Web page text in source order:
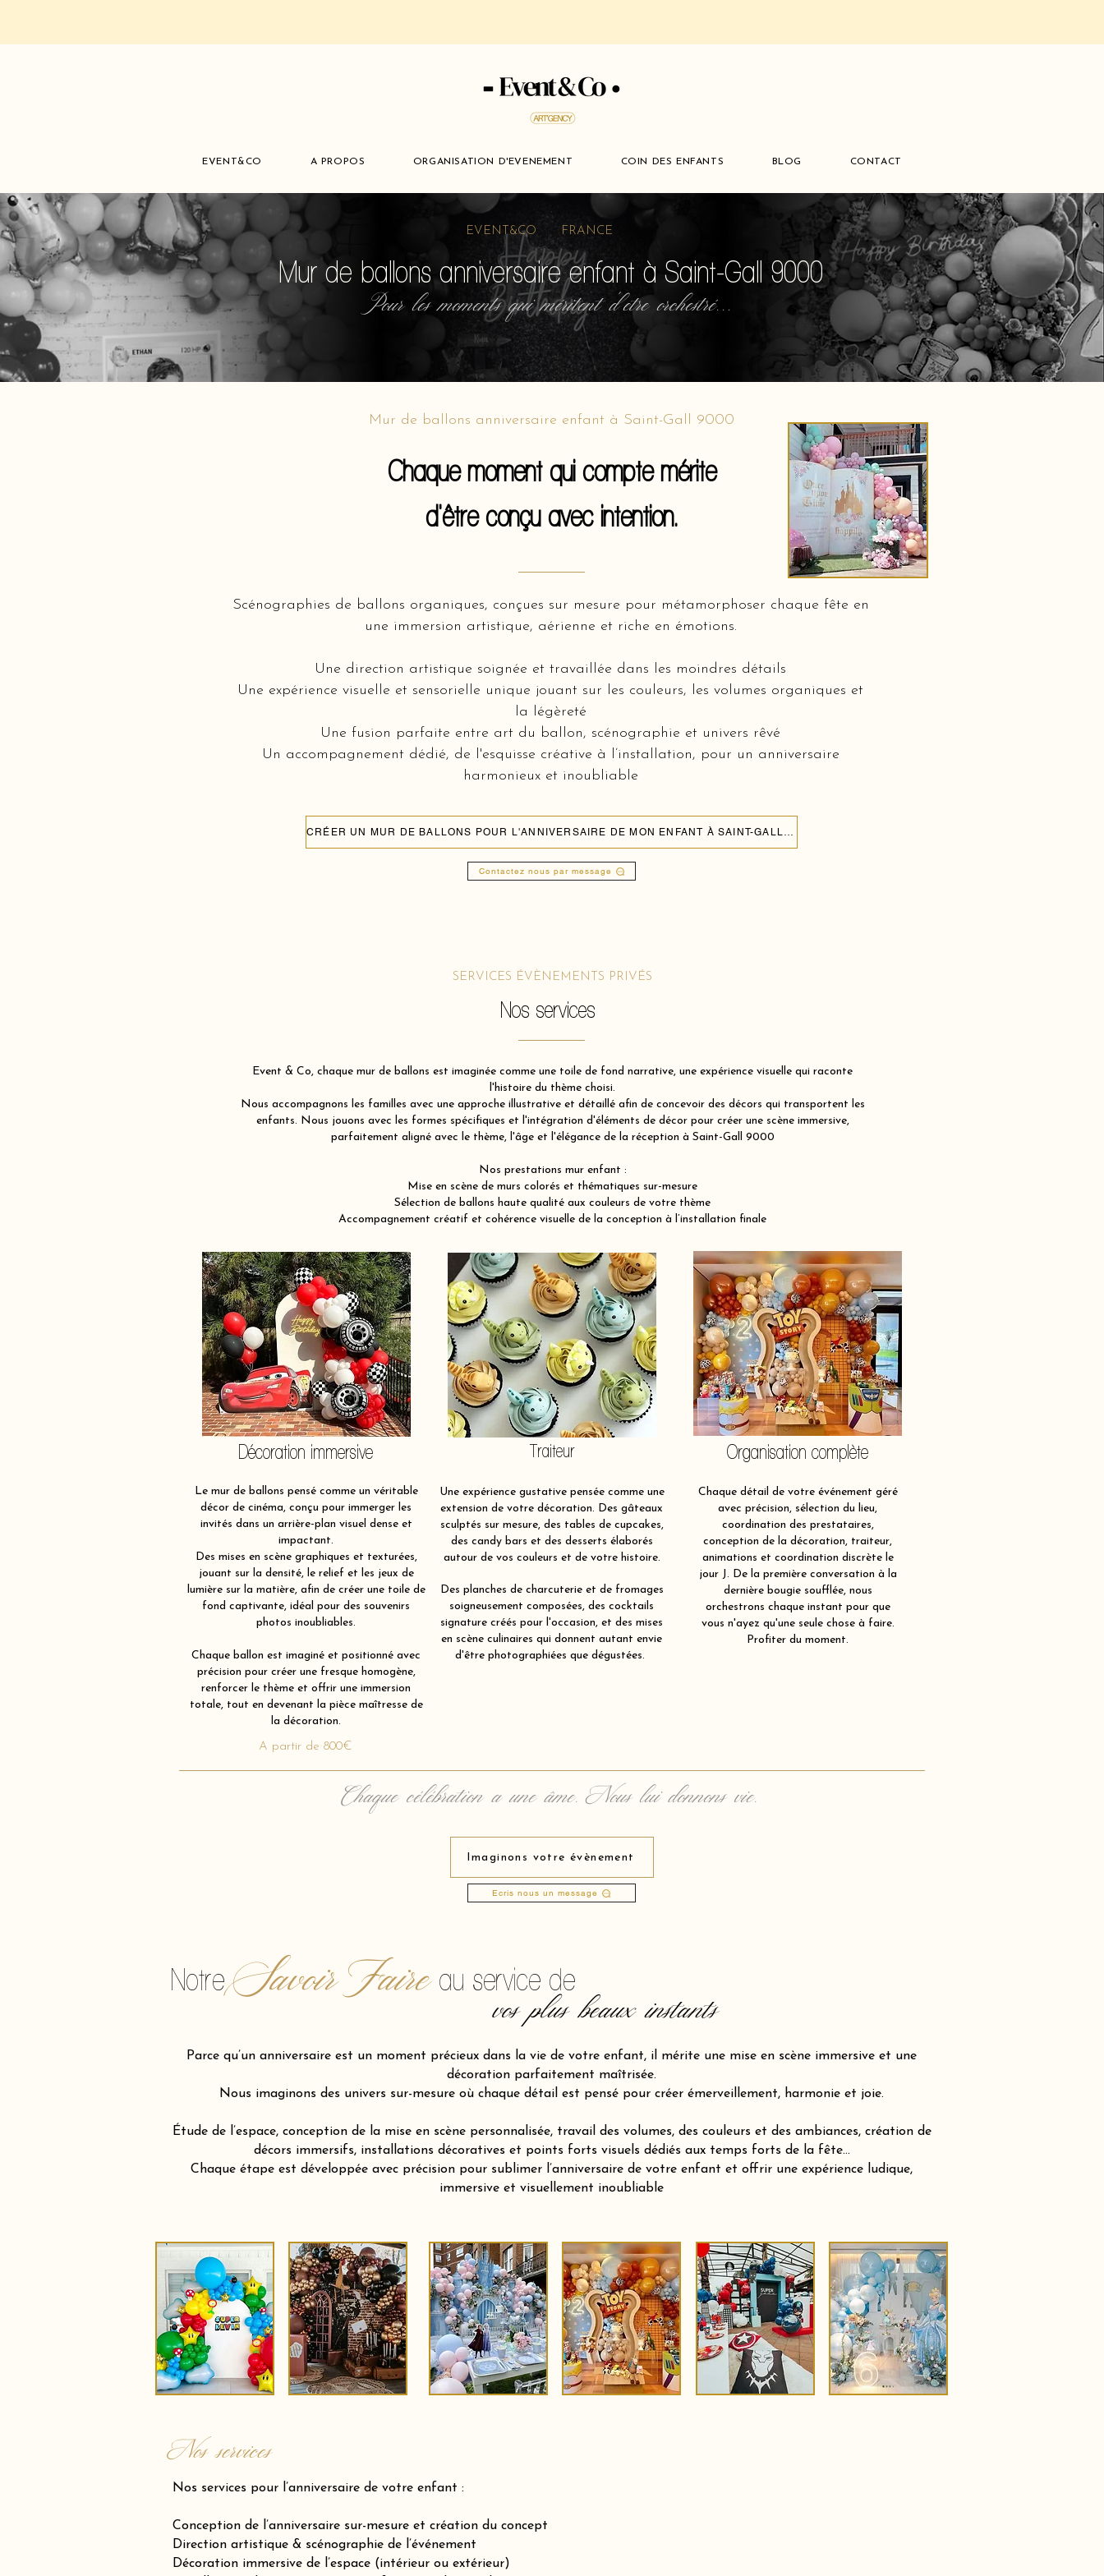
EVENT&CO A PROPOS ORGANISATION D'EVENEMENT COIN DES ENFANTS BLOG CONTACT
EVENT&CO FRANCE
Mur de ballons anniversaire enfant à Saint-Gall 9000
Pour les moments qui méritent d'etre orchestré...
Mur de ballons anniversaire enfant à Saint-Gall 9000
Chaque moment qui compte mérite
d'être conçu avec intention.
Scénographies de ballons organiques, conçues sur mesure pour métamorphoser chaque fête en
une immersion artistique, aérienne et riche en émotions.
Une direction artistique soignée et travaillée dans les moindres détails
Une expérience visuelle et sensorielle unique jouant sur les couleurs, les volumes organiques et
la légèreté
Une fusion parfaite entre art du ballon, scénographie et univers rêvé
Un accompagnement dédié, de l'esquisse créative à l’installation, pour un anniversaire
harmonieux et inoubliable
CRÉER UN MUR DE BALLONS POUR L'ANNIVERSAIRE DE MON ENFANT À SAINT-GALL 9000
Contactez nous par message
SERVICES ÉVÈNEMENTS PRIVÉS
Nos services
Event & Co, chaque mur de ballons est imaginée comme une toile de fond narrative, une expérience visuelle qui raconte
l'histoire du thème choisi.
Nous accompagnons les familles avec une approche illustrative et détaillé afin de concevoir des décors qui transportent les
enfants. Nous jouons avec les formes spécifiques et l'intégration d'éléments de décor pour créer une scène immersive,
parfaitement aligné avec le thème, l'âge et l'élégance de la réception à Saint-Gall 9000
Nos prestations mur enfant :
Mise en scène de murs colorés et thématiques sur-mesure
Sélection de ballons haute qualité aux couleurs de votre thème
Accompagnement créatif et cohérence visuelle de la conception à l’installation finale
Décoration immersive
Le mur de ballons pensé comme un véritable
décor de cinéma, conçu pour immerger les
invités dans un arrière-plan visuel dense et
impactant.
Des mises en scène graphiques et texturées,
jouant sur la densité, le relief et les jeux de
lumière sur la matière, afin de créer une toile de
fond captivante, idéal pour des souvenirs
photos inoubliables.
Chaque ballon est imaginé et positionné avec
précision pour créer une fresque homogène,
renforcer le thème et offrir une immersion
totale, tout en devenant la pièce maîtresse de
la décoration.
Traiteur
Une expérience gustative pensée comme une
extension de votre décoration. Des gâteaux
sculptés sur mesure, des tables de cupcakes,
des candy bars et des desserts élaborés
autour de vos couleurs et de votre histoire.
Des planches de charcuterie et de fromages
soigneusement composées, des cocktails
signature créés pour l'occasion, et des mises
en scène culinaires qui donnent autant envie
d'être photographiées que dégustées.
Organisation complète
Chaque détail de votre événement géré
avec précision, sélection du lieu,
coordination des prestataires,
conception de la décoration, traiteur,
animations et coordination discrète le
jour J. De la première conversation à la
dernière bougie soufflée, nous
orchestrons chaque instant pour que
vous n'ayez qu'une seule chose à faire.
Profiter du moment.
A partir de 800€
Chaque célébration a une âme. Nous lui donnons vie.
Imaginons votre évènement
Ecris nous un message
Savoir Faire
Notre au service de
vos plus beaux instants
Parce qu’un anniversaire est un moment précieux dans la vie de votre enfant, il mérite une mise en scène immersive et une
décoration parfaitement maîtrisée.
Nous imaginons des univers sur-mesure où chaque détail est pensé pour créer émerveillement, harmonie et joie.
Étude de l’espace, conception de la mise en scène personnalisée, travail des volumes, des couleurs et des ambiances, création de
décors immersifs, installations décoratives et points forts visuels dédiés aux temps forts de la fête…
Chaque étape est développée avec précision pour sublimer l’anniversaire de votre enfant et offrir une expérience ludique,
immersive et visuellement inoubliable
Nos services
Nos services pour l’anniversaire de votre enfant :
Conception de l’anniversaire sur-mesure et création du concept
Direction artistique & scénographie de l’événement
Décoration immersive de l’espace (intérieur ou extérieur)